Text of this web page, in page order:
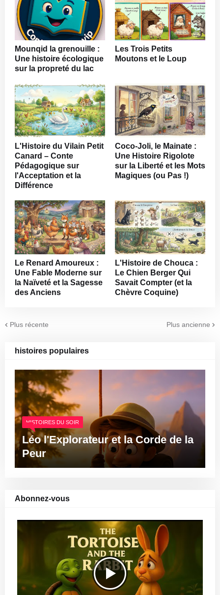
Mounqid la grenouille :
Une histoire écologique
sur la propreté du lac
Les Trois Petits
Moutons et le Loup
L'Histoire du Vilain Petit
Canard – Conte
Pédagogique sur
l'Acceptation et la
Différence
Coco-Joli, le Mainate :
Une Histoire Rigolote
sur la Liberté et les Mots
Magiques (ou Pas !)
Le Renard Amoureux :
Une Fable Moderne sur
la Naïveté et la Sagesse
des Anciens
L'Histoire de Chouca :
Le Chien Berger Qui
Savait Compter (et la
Chèvre Coquine)
Plus récente Plus ancienne
histoires populaires
HISTOIRES DU SOIR
Léo l'Explorateur et la Corde de la
Peur
Abonnez-vous